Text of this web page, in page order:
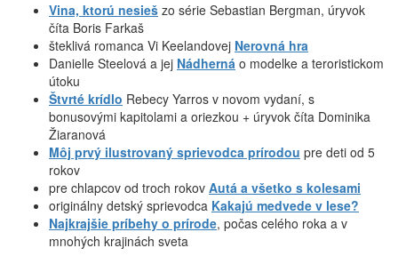
Vina, ktorú nesieš zo série Sebastian Bergman, úryvok
číta Boris Farkaš
šteklivá romanca Vi Keelandovej Nerovná hra
Danielle Steelová a jej Nádherná o modelke a teroristickom
útoku
Štvrté krídlo Rebecy Yarros v novom vydaní, s
bonusovými kapitolami a oriezkou + úryvok číta Dominika
Žiaranová
Môj prvý ilustrovaný sprievodca prírodou pre deti od 5
rokov
pre chlapcov od troch rokov Autá a všetko s kolesami
originálny detský sprievodca Kakajú medvede v lese?
Najkrajšie príbehy o prírode, počas celého roka a v
mnohých krajinách sveta